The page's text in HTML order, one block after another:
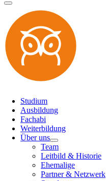
Studium
Ausbildung
Fachabi
Weiterbildung
Über uns
Team
Leitbild & Historie
Ehemalige
Partner & Netzwerk